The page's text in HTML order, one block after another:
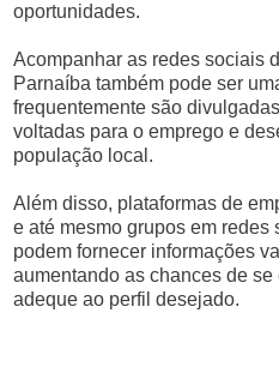
oportunidades.
Acompanhar as redes sociais
Parnaíba também pode ser
frequentemente são
voltadas para o emprego e
população local.
Além disso, plataformas de
e até mesmo grupos em
podem fornecer informações
aumentando as chances de
adeque ao perfil desejado.